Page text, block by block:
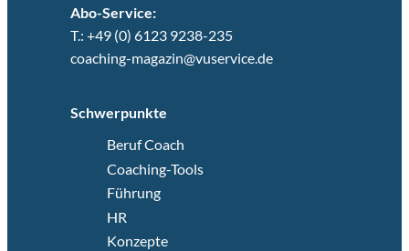
Abo-Service:
T.: +49 (0) 6123 9238-235
coaching-magazin@vuservice.de
Schwerpunkte
Beruf Coach
Coaching-Tools
Führung
HR
Konzepte